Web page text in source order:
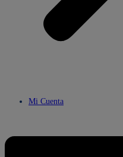
Mi Cuenta